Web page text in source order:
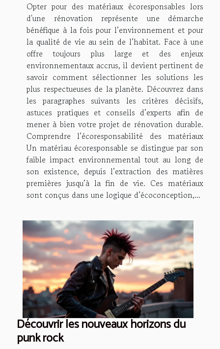
Opter pour des matériaux écoresponsables lors
d'une rénovation représente une démarche
bénéfique à la fois pour l’environnement et pour
la qualité de vie au sein de l’habitat. Face à une
offre toujours plus large et des enjeux
environnementaux accrus, il devient pertinent de
savoir comment sélectionner les solutions les
plus respectueuses de la planète. Découvrez dans
les paragraphes suivants les critères décisifs,
astuces pratiques et conseils d’experts afin de
mener à bien votre projet de rénovation durable.
Comprendre l’écoresponsabilité des matériaux
Un matériau écoresponsable se distingue par son
faible impact environnemental tout au long de
son existence, depuis l’extraction des matières
premières jusqu’à la fin de vie. Ces matériaux
sont conçus dans une logique d’écoconception,...
Découvrir les nouveaux horizons du
punk rock